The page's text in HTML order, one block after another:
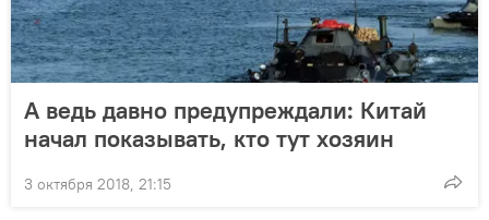
А ведь давно предупреждали: Китай
начал показывать, кто тут хозяин
3 октября 2018, 21:15